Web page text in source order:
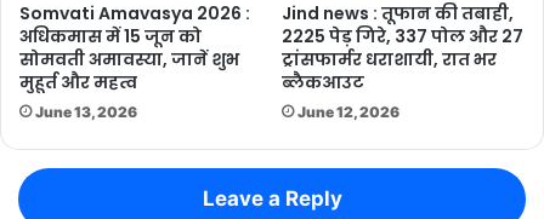
Somvati Amavasya 2026 :
अधिकमास में 15 जून को
सोमवती अमावस्या, जानें शुभ
मुहूर्त और महत्व
June 13, 2026
Jind news : तूफान की तबाही,
2225 पेड़ गिरे, 337 पोल और 27
ट्रांसफार्मर धराशायी, रात भर
ब्लैकआउट
June 12, 2026
Leave a Reply